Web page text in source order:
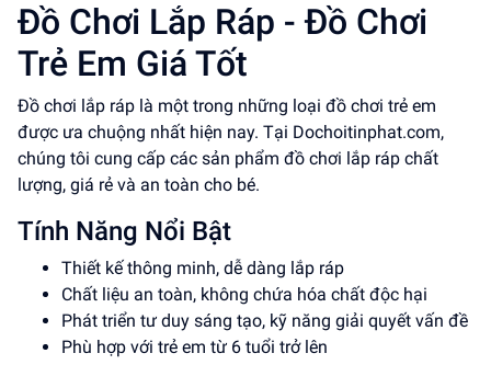
Đồ Chơi Lắp Ráp - Đồ Chơi
Trẻ Em Giá Tốt
Đồ chơi lắp ráp là một trong những loại đồ chơi trẻ em
được ưa chuộng nhất hiện nay. Tại Dochoitinphat.com,
chúng tôi cung cấp các sản phẩm đồ chơi lắp ráp chất
lượng, giá rẻ và an toàn cho bé.
Tính Năng Nổi Bật
Thiết kế thông minh, dễ dàng lắp ráp
Chất liệu an toàn, không chứa hóa chất độc hại
Phát triển tư duy sáng tạo, kỹ năng giải quyết vấn đề
Phù hợp với trẻ em từ 6 tuổi trở lên